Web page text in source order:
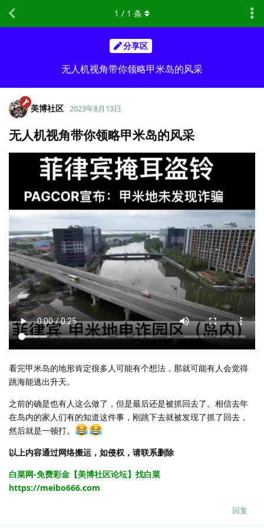
分享区
无人机视角带你领略甲米岛的风采
1 / 1 条
美博社区 2023年8月13日
无人机视角带你领略甲米岛的风采
看完甲米岛的地形肯定很多人可能有个想法，那就可能有人会觉得
跳海能逃出升天。
之前的确是也有人这么做了，但是最后还是被抓回去了。相信去年
在岛内的家人们有的知道这件事，刚跳下去就被发现了抓了回去，
然后就是一顿打。
以上内容通过网络搬运，如侵权，请联系删除
白菜网-免费彩金【美博社区论坛】找白菜
https://meibo666.com
回复